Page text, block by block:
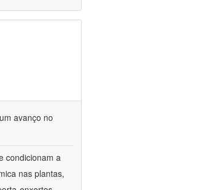
avanço no
condicionam a
nas plantas,